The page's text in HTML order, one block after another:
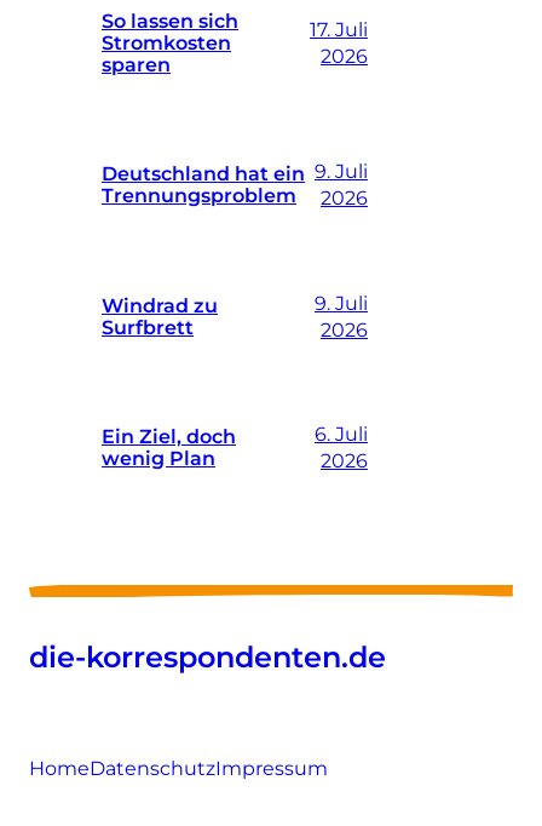
So lassen sich
Stromkosten
sparen
17. Juli
2026
Deutschland hat ein
Trennungsproblem
9. Juli
2026
Windrad zu
Surfbrett
9. Juli
2026
Ein Ziel, doch
wenig Plan
6. Juli
2026
die-korrespondenten.de
HomeDatenschutzImpressum